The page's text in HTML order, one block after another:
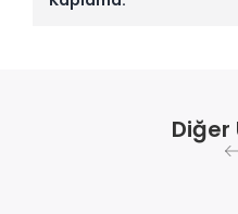
Diğer